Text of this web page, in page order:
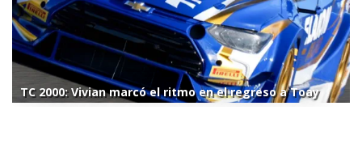
TC 2000: Vivian marcó el ritmo en el regreso a Toay